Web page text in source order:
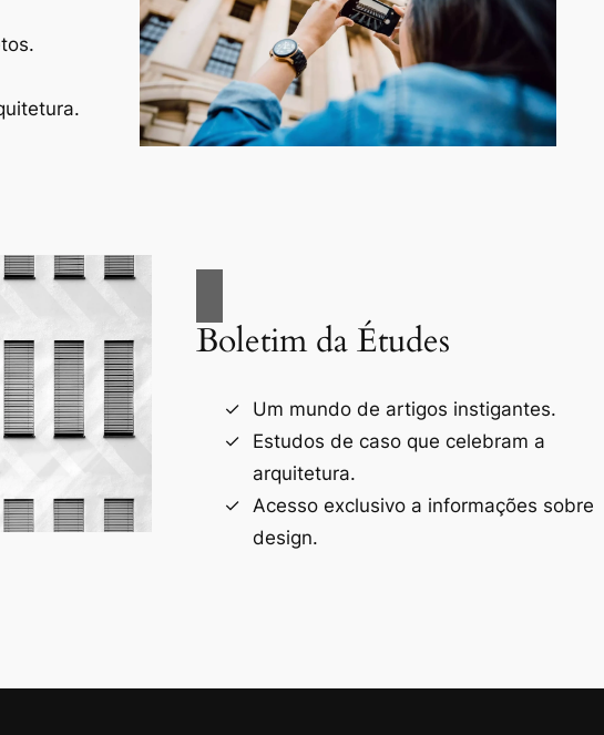
Boletim da Études
Um mundo de artigos instigantes.
Estudos de caso que celebram a
arquitetura.
Acesso exclusivo a informações sobre
design.